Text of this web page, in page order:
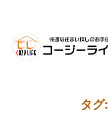
タグ: